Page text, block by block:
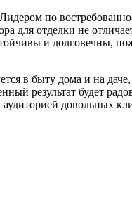
по
для отделки не
и долговечны,
в быту дома и на
результат будет
довольных